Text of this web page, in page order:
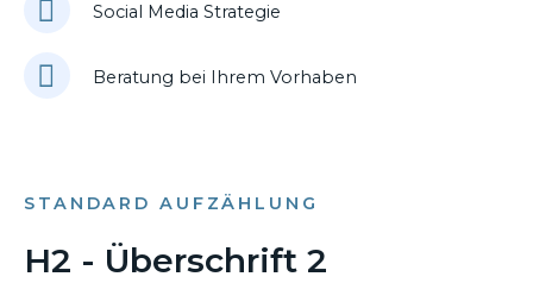
Social Media Strategie
Beratung bei Ihrem Vorhaben
STANDARD AUFZÄHLUNG
H2 - Überschrift 2